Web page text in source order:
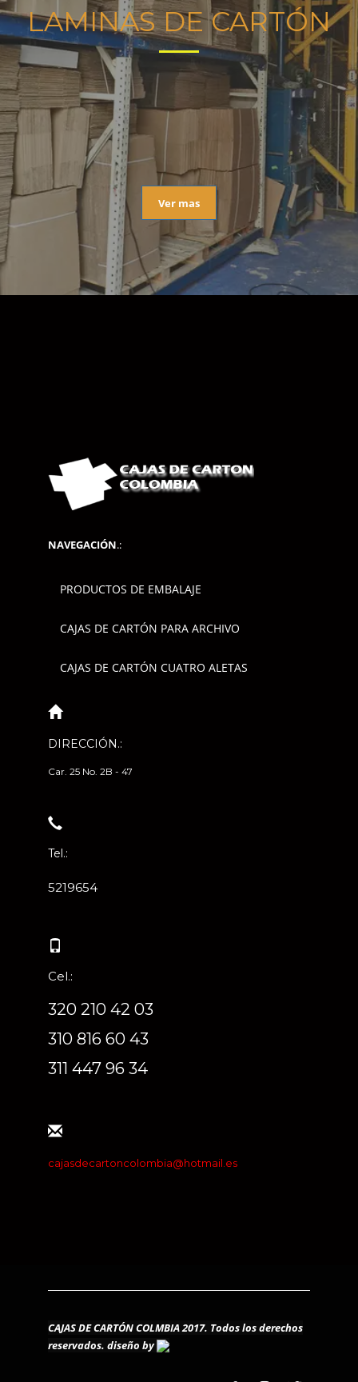
LAMINAS DE CARTÓN
Ver mas
NAVEGACIÓN.:
PRODUCTOS DE EMBALAJE
CAJAS DE CARTÓN PARA ARCHIVO
CAJAS DE CARTÓN CUATRO ALETAS
DIRECCIÓN.:
Car. 25 No. 2B - 47
Tel.:
5219654
Cel.:
320 210 42 03
310 816 60 43
311 447 96 34
cajasdecartoncolombia@hotmail.es
CAJAS DE CARTÓN COLMBIA 2017. Todos los derechos
reservados. diseño by